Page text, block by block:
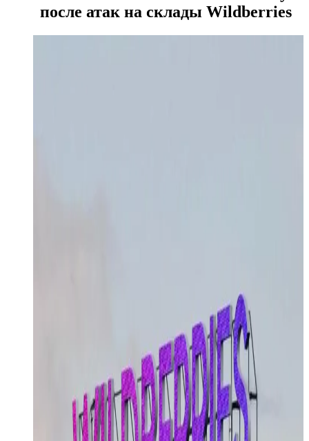
после атак на склады Wildberries